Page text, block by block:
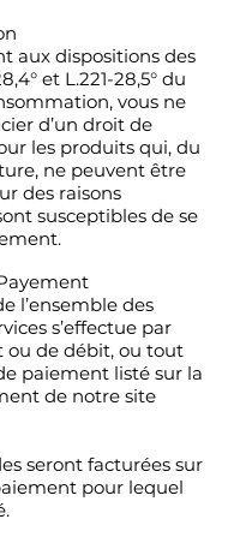
aux dispositions des
et L.221-28,5° du
vous ne
d’un droit de
les produits qui, du
ne peuvent être
des raisons
susceptibles de se
l’ensemble des
s’effectue par
ou de débit, ou tout
paiement listé sur la
de notre site
seront facturées sur
pour lequel